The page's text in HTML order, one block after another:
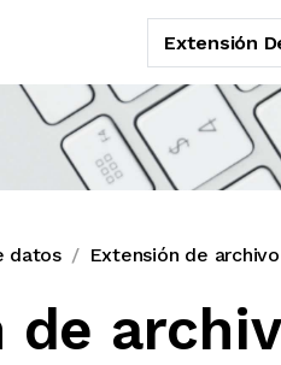
Extensión
datos Extensión de